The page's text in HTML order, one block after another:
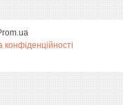
конфіденційності